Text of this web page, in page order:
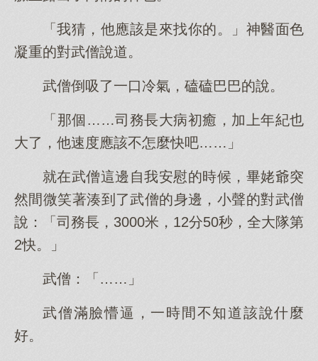
「我猜，他應該是來找你的。」神醫面色
凝重的對武僧說道。
武僧倒吸了一口冷氣，磕磕巴巴的說。
「那個……司務長大病初癒，加上年紀也
大了，他速度應該不怎麼快吧……」
就在武僧這邊自我安慰的時候，畢姥爺突
然間微笑著湊到了武僧的身邊，小聲的對武僧
說：「司務長，3000米，12分50秒，全大隊第
2快。」
武僧：「……」
武僧滿臉懵逼，一時間不知道該說什麼
好。